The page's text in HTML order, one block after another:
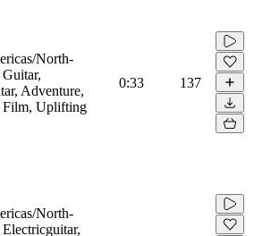
North-
Adventure,
Film, Uplifting
0:33 137
North-